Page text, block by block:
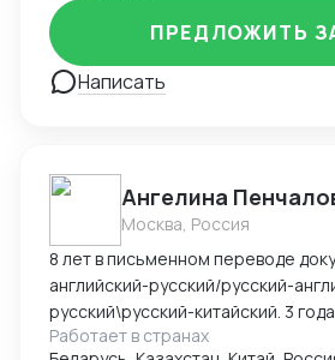
Написать
ПРЕДЛОЖИТЬ
Ангелина
Москва, Россия
8 лет в письменном переводе
английский-русский/русский-
русский\русский-китайский. 3 года в устном
переводе в паре китайский-
Работает в странах